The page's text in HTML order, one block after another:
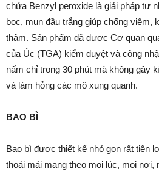
chứa Benzyl peroxide là giải pháp tự
bọc, mụn đầu trắng giúp chống viêm,
thâm. Sản phẩm đã được Cơ quan
của Úc (TGA) kiểm duyệt và công
nấm chỉ trong 30 phút mà không gây
và làm hỏng các mô xung quanh.
BAO BÌ
Bao bì được thiết kế nhỏ gọn rất tiện
thoải mái mang theo mọi lúc, mọi nơi,